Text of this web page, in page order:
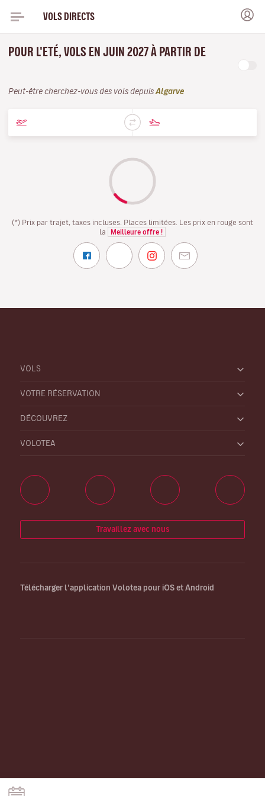
VOLS DIRECTS
POUR L'ETÉ, VOLS EN JUIN 2027 À PARTIR DE
Peut-être cherchez-vous des vols depuis Algarve
(*) Prix par trajet, taxes incluses. Places limitées. Les prix en rouge sont
la
Meilleure offre !
VOLS
VOTRE RÉSERVATION
DÉCOUVREZ
VOLOTEA
Travaillez avec nous
Télécharger l’application Volotea pour iOS et Android